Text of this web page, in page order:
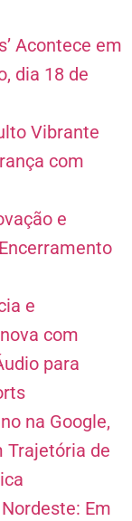
Acontece em
dia 18 de
Vibrante
com
e
e
com
para
na Google,
Trajetória de
Em